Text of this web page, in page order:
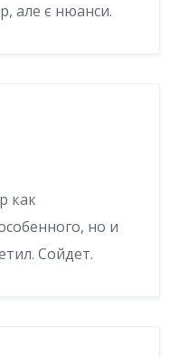
але є нюанси.
как
но и
Сойдет.